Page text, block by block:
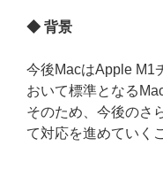
◆ 背景
今後MacはApple M1
おいて標準となる
そのため、今後のさ
て対応を進めていく